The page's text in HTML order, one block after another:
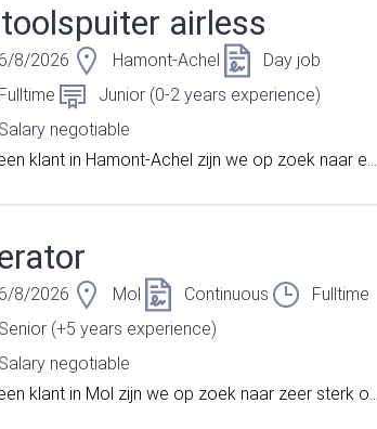
een groeiend bedrijf? Dan zou dit weleens p
de functie kunnen zijn die perfect bij jou past. Lee
airless
6/8/2026 Hamont-Achel
Day job
Fulltime
Junior (0-2 years experience)
Salary negotiable
klant in Hamont-Achel zijn we op zoek naar ee
werkstijl. Ben jij iemand die graag met lak en
slag gaat? Dan is dit misschien wel precies de uit
die jij zoekt. Lees snel verder!
6/8/2026 Mol Continuous
Fulltime
Senior (+5 years experience)
Salary negotiable
klant in Mol zijn we op zoek naar zeer sterk on